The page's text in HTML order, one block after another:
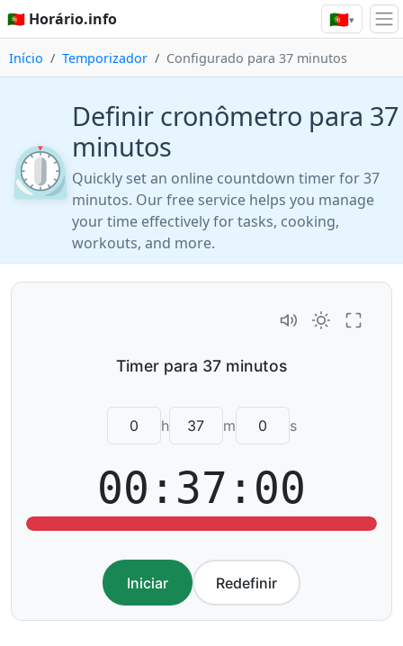
🇵🇹 Horário.info 🇵🇹▾
Início Temporizador Configurado para 37 minutos
⏲️
Definir cronômetro para 37
minutos
Quickly set an online countdown timer for 37
minutos. Our free service helps you manage
your time effectively for tasks, cooking,
workouts, and more.
h m s
00:37:00
Iniciar Redefinir